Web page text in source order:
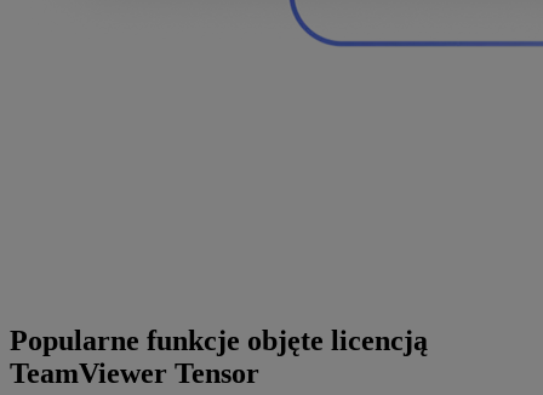
Popularne funkcje objęte licencją
TeamViewer Tensor